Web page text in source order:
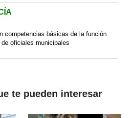
competencias básicas de la función
oficiales municipales
te pueden interesar